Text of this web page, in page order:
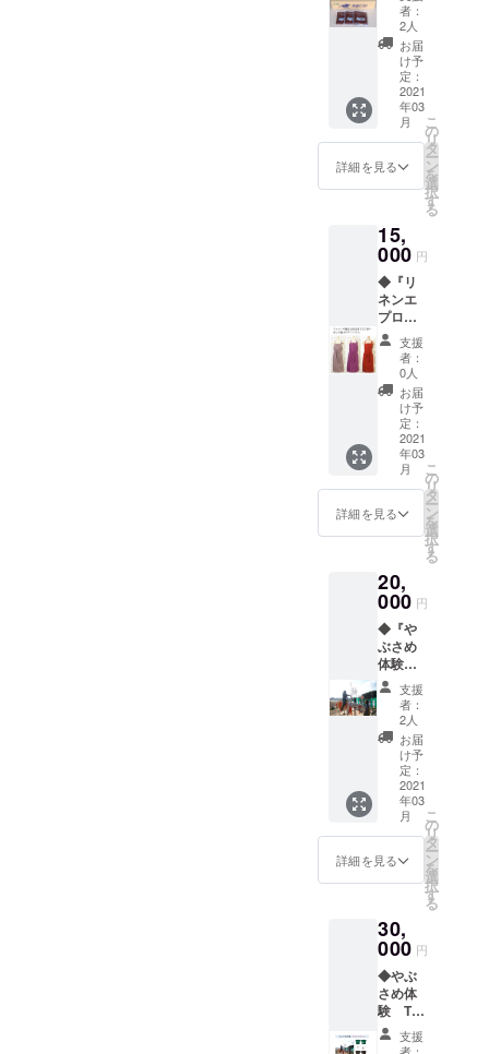
吸収
性・速
乾性と
もに抜
群で
す！
【サイ
ズ】
M 適
応サイ
～24cm
サイ
ズ：25
～27cm
【素
材】生
地：リ
ネン
100％ /
底面：
塩化ビ
ニール /
中材：
ポリウ
レタン
【原産
日本
Point.1
わせた
シェイ
プと、
邪魔を
しない
カカト
部の
エッ
ジ。両
足に
フィッ
トする
デザイ
ン。
Point.2
は滑り
にくい
ており
ますの
で、移
動もス
ムー
ズ。
Point.3
仁油を
お送り
しま
す。 送
付予定
は絵本
出来上
がり予
定の3月
以降と
くださ
い。
40個入
り』
CLUB
RIOの馬
たちも
愛用し
ている
馬用ア
マニ
煮。 馬
たちの
健康を
若さを
保つ、
馬の
スー
パー
フード
です！
者：
2人
お届
け予
定：
2021
年03
月
詳細を見る
こ
の
リ
タ
ー
ン
を
選
択
す
る
15,
000 円
◆『リ
ネンエ
プロ
ン』5
色・フ
リーサ
イズ シ
ンプル
で飽き
のこな
いデザ
イン。
使い込
むほど
に柔ら
くなり
CLUB
RIOで
も、ベ
ラルー
シ産リ
ネンで
作った
馬着の
活用な
どをし
ていま
す。吸
収性・
速乾性
ともに
抜群で
す！
100％
【原産
国】 ベ
ラルー
シ
支援
者：
0人
お届
け予
定：
2021
年03
月
詳細を見る
こ
の
リ
タ
ー
ン
を
選
択
す
る
20,
000 円
◆『や
ぶさめ
体験チ
ケッ
ト・個
別対応
型（１
様）』
馬にま
たがり
弓を構
え、や
ぶさめ
体験を
してい
ます。
馬は走
らず、
止まっ
たまま
の状態
で矢を
放ちま
支援
者：
2人
お届
け予
定：
2021
年03
月
詳細を見る
こ
の
リ
タ
ー
ン
を
選
択
す
る
30,
000 円
◆やぶ
さめ体
験 T
シャツ
コース
支援